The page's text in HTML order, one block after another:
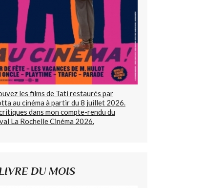
les films de Tati restaurés par
au cinéma à partir du 8 juillet 2026.
dans mon compte-rendu du
La Rochelle Cinéma 2026.
DU MOIS